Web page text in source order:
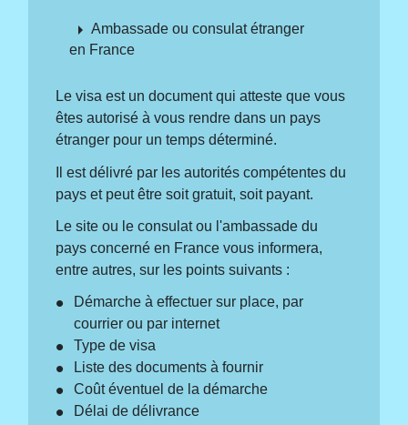
arrow_rightAmbassade ou consulat étranger
en France
Le visa est un document qui atteste que vous
êtes autorisé à vous rendre dans un pays
étranger pour un temps déterminé.
Il est délivré par les autorités compétentes du
pays et peut être soit gratuit, soit payant.
Le site ou le consulat ou l'ambassade du
pays concerné en France vous informera,
entre autres, sur les points suivants :
Démarche à effectuer sur place, par
courrier ou par internet
Type de visa
Liste des documents à fournir
Coût éventuel de la démarche
Délai de délivrance